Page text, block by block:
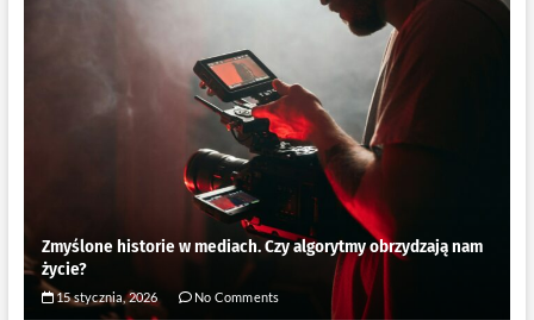
Zmyślone historie w mediach. Czy algorytmy obrzydzają nam
życie?
15 stycznia, 2026 No Comments